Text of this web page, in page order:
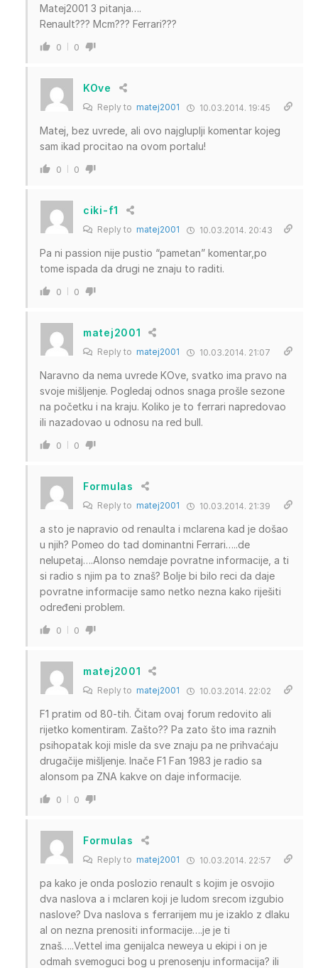
Matej2001 3 pitanja….
Renault??? Mcm??? Ferrari???
0 0
KOve
Reply to matej2001 10.03.2014. 19:45
Matej, bez uvrede, ali ovo najgluplji komentar kojeg
sam ikad procitao na ovom portalu!
0 0
ciki-f1
Reply to matej2001 10.03.2014. 20:43
Pa ni passion nije pustio “pametan” komentar,po
tome ispada da drugi ne znaju to raditi.
0 0
matej2001
Reply to matej2001 10.03.2014. 21:07
Naravno da nema uvrede KOve, svatko ima pravo na
svoje mišljenje. Pogledaj odnos snaga prošle sezone
na početku i na kraju. Koliko je to ferrari napredovao
ili nazadovao u odnosu na red bull.
0 0
Formulas
Reply to matej2001 10.03.2014. 21:39
a sto je napravio od renaulta i mclarena kad je došao
u njih? Pomeo do tad dominantni Ferrari…..de
nelupetaj….Alonso nemdaje povratne informacije, a ti
si radio s njim pa to znaš? Bolje bi bilo reci da daje
povratne informacije samo netko nezna kako riješiti
određeni problem.
0 0
matej2001
Reply to matej2001 10.03.2014. 22:02
F1 pratim od 80-tih. Čitam ovaj forum redovito ali
rijetko komentiram. Zašto?? Pa zato što ima raznih
psihopatak koji misle da sve znaju pa ne prihvaćaju
drugačije mišljenje. Inače F1 Fan 1983 je radio sa
alonsom pa ZNA kakve on daje informacije.
0 0
Formulas
Reply to matej2001 10.03.2014. 22:57
pa kako je onda poslozio renault s kojim je osvojio
dva naslova a i mclaren koji je ludom srecom izgubio
naslove? Dva naslova s ferrarijem mu je izaklo z dlaku
al on nezna prenositi informacije….je je ti
znaš…..Vettel ima genijalca neweya u ekipi i on je
odmah svemoguci bog u prenosenju informacija? ili